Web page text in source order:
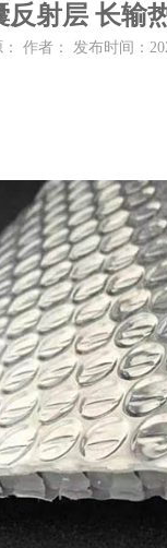
反射层 长输
： 作者： 发布时间：